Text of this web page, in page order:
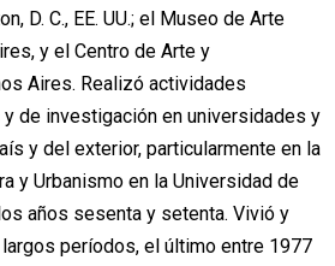
D. C., EE. UU.; el Museo de Arte
y el Centro de Arte y
Aires. Realizó actividades
de investigación en universidades y
y del exterior, particularmente en la
y Urbanismo en la Universidad de
años sesenta y setenta. Vivió y
períodos, el último entre 1977